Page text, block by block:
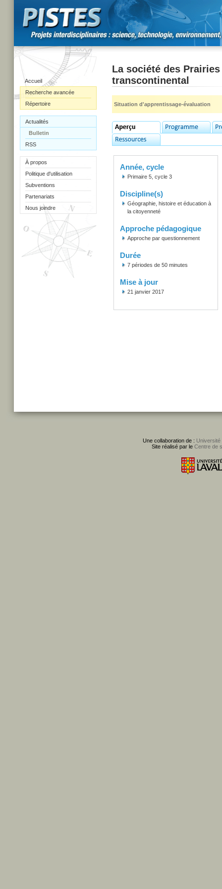
Accueil
Recherche avancée
Répertoire
Actualités
Bulletin
RSS
À propos
Politique d'utilisation
Subventions
Partenariats
Nous joindre
La société des
transcontinental
Situation d'apprentissage-évaluation
Année, cycle
Primaire 5, cycle 3
Discipline(s)
Géographie, histoire et éducation à
la citoyenneté
Approche pédagogique
Approche par questionnement
Durée
7 périodes de 50 minutes
Mise à jour
21 janvier 2017
Une collaboration de : Université
Site réalisé par le Centre de